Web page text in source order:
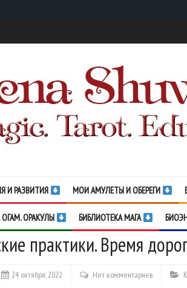
И РАЗВИТИЯ МОИ АМУЛЕТЫ И ОБЕРЕГИ
ОГАМ. ОРАКУЛЫ БИБЛИОТЕКА МАГА
практики. Время
24 октября, 2022 Нет комментариев